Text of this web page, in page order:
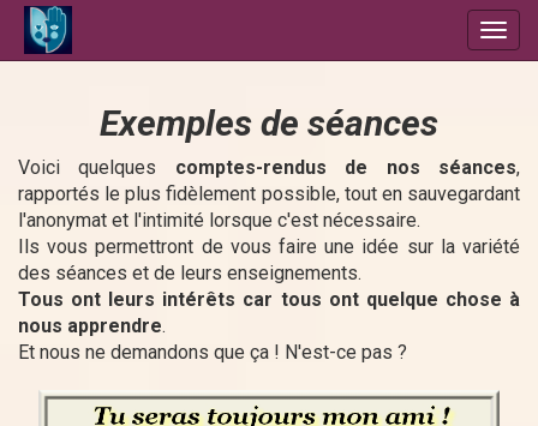
Exemples de séances
Voici quelques comptes-rendus de nos séances,
rapportés le plus fidèlement possible, tout en sauvegardant
l'anonymat et l'intimité lorsque c'est nécessaire.
Ils vous permettront de vous faire une idée sur la variété
des séances et de leurs enseignements.
Tous ont leurs intérêts car tous ont quelque chose à
nous apprendre.
Et nous ne demandons que ça ! N'est-ce pas ?